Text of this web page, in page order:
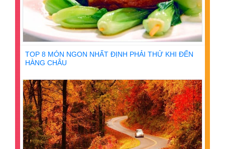
TOP 8 MÓN NGON NHẤT ĐỊNH PHẢI THỬ KHI ĐẾN
HÀNG CHÂU